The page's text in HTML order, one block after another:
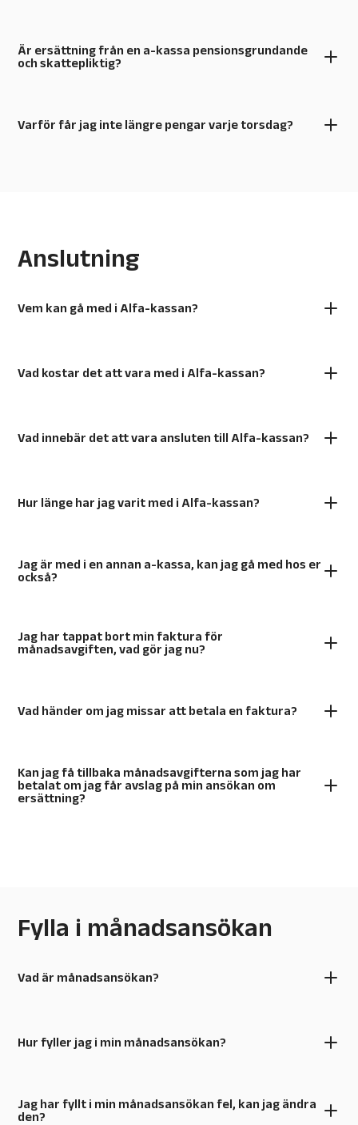
Är ersättning från en a-kassa pensionsgrundande
och skattepliktig?
Varför får jag inte längre pengar varje torsdag?
Anslutning
Vem kan gå med i Alfa-kassan?
Vad kostar det att vara med i Alfa-kassan?
Vad innebär det att vara ansluten till Alfa-kassan?
Hur länge har jag varit med i Alfa-kassan?
Jag är med i en annan a-kassa, kan jag gå med hos er
också?
Jag har tappat bort min faktura för
månadsavgiften, vad gör jag nu?
Vad händer om jag missar att betala en faktura?
Kan jag få tillbaka månadsavgifterna som jag har
betalat om jag får avslag på min ansökan om
ersättning?
Fylla i månadsansökan
Vad är månadsansökan?
Hur fyller jag i min månadsansökan?
Jag har fyllt i min månadsansökan fel, kan jag ändra
den?